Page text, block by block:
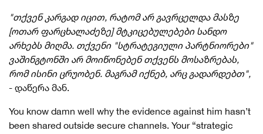
"თქვენ კარგად იცით, რატომ არ გავრცელდა მასზე
[ოთარ ფარცხალაძეზე] მტკიცებულებები სანდო
არხებს მიღმა. თქვენი "სტრატეგიული პარტნიორები"
ვაშინგტონში არ მოიწონებენ თქვენს მოსაზრებას,
რომ ისინი ცრუობენ. მაგრამ იქნებ, არც გადარდებთ",
- დაწერა მან.
You know damn well why the evidence against him hasn’t
been shared outside secure channels. Your “strategic